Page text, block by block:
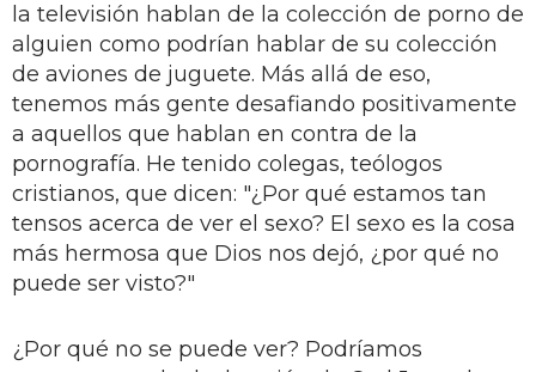
la televisión hablan de la colección de porno de
alguien como podrían hablar de su colección
de aviones de juguete. Más allá de eso,
tenemos más gente desafiando positivamente
a aquellos que hablan en contra de la
pornografía. He tenido colegas, teólogos
cristianos, que dicen: "¿Por qué estamos tan
tensos acerca de ver el sexo? El sexo es la cosa
más hermosa que Dios nos dejó, ¿por qué no
puede ser visto?"
¿Por qué no se puede ver? Podríamos